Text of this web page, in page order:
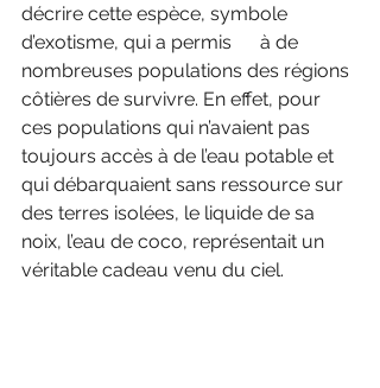
décrire cette espèce, symbole
d’exotisme, qui a permis      à de
nombreuses populations des régions
côtières de survivre. En effet, pour
ces populations qui n’avaient pas
toujours accès à de l’eau potable et
qui débarquaient sans ressource sur
des terres isolées, le liquide de sa
noix, l’eau de coco, représentait un
véritable cadeau venu du ciel.